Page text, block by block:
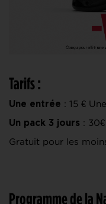
Tarifs:
Une entrée : 15 €
Un pack 3 jours :
Gratuit pour les
Programme de la